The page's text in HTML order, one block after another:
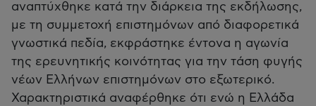
αναπτύχθηκε κατά την διάρκεια της εκδήλωσης,
με τη συμμετοχή επιστημόνων από διαφορετικά
γνωστικά πεδία, εκφράστηκε έντονα η αγωνία
της ερευνητικής κοινότητας για την τάση φυγής
νέων Ελλήνων επιστημόνων στο εξωτερικό.
Χαρακτηριστικά αναφέρθηκε ότι ενώ η Ελλάδα